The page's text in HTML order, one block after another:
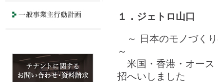
１．ジェトロ山口
～ 日本のモノづく
～
米国・香港・オース
招へいしました